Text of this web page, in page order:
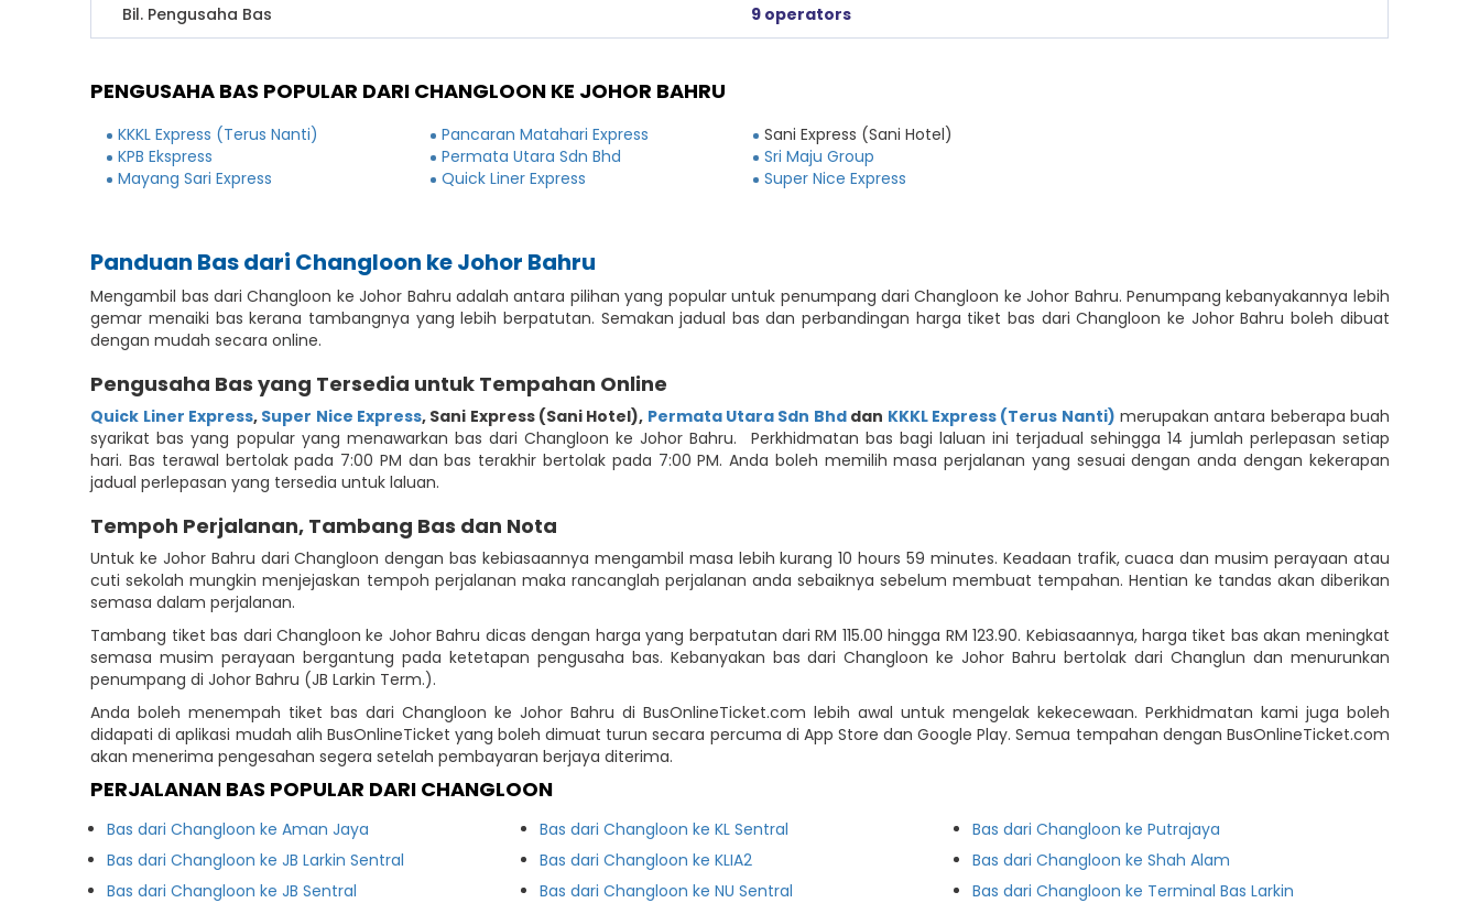
Bil. Pengusaha Bas 9 operators
PENGUSAHA BAS POPULAR DARI CHANGLOON KE JOHOR BAHRU
KKKL Express (Terus Nanti)
KPB Ekspress
Mayang Sari Express
Pancaran Matahari Express
Permata Utara Sdn Bhd
Quick Liner Express
Sani Express (Sani Hotel)
Sri Maju Group
Super Nice Express
Panduan Bas dari Changloon ke Johor Bahru
Mengambil bas dari Changloon ke Johor Bahru adalah antara pilihan yang popular untuk penumpang dari Changloon ke Johor Bahru. Penumpang kebanyakannya lebih
gemar menaiki bas kerana tambangnya yang lebih berpatutan. Semakan jadual bas dan perbandingan harga tiket bas dari Changloon ke Johor Bahru boleh dibuat
dengan mudah secara online.
Pengusaha Bas yang Tersedia untuk Tempahan Online
Quick Liner Express, Super Nice Express, Sani Express (Sani Hotel), Permata Utara Sdn Bhd dan KKKL Express (Terus Nanti) merupakan antara beberapa buah
syarikat bas yang popular yang menawarkan bas dari Changloon ke Johor Bahru. Perkhidmatan bas bagi laluan ini terjadual sehingga 14 jumlah perlepasan setiap
hari. Bas terawal bertolak pada 7:00 PM dan bas terakhir bertolak pada 7:00 PM. Anda boleh memilih masa perjalanan yang sesuai dengan anda dengan kekerapan
jadual perlepasan yang tersedia untuk laluan.
Tempoh Perjalanan, Tambang Bas dan Nota
Untuk ke Johor Bahru dari Changloon dengan bas kebiasaannya mengambil masa lebih kurang 10 hours 59 minutes. Keadaan trafik, cuaca dan musim perayaan atau
cuti sekolah mungkin menjejaskan tempoh perjalanan maka rancanglah perjalanan anda sebaiknya sebelum membuat tempahan. Hentian ke tandas akan diberikan
semasa dalam perjalanan.
Tambang tiket bas dari Changloon ke Johor Bahru dicas dengan harga yang berpatutan dari RM 115.00 hingga RM 123.90. Kebiasaannya, harga tiket bas akan meningkat
semasa musim perayaan bergantung pada ketetapan pengusaha bas. Kebanyakan bas dari Changloon ke Johor Bahru bertolak dari Changlun dan menurunkan
penumpang di Johor Bahru (JB Larkin Term.).
Anda boleh menempah tiket bas dari Changloon ke Johor Bahru di BusOnlineTicket.com lebih awal untuk mengelak kekecewaan. Perkhidmatan kami juga boleh
didapati di aplikasi mudah alih BusOnlineTicket yang boleh dimuat turun secara percuma di App Store dan Google Play. Semua tempahan dengan BusOnlineTicket.com
akan menerima pengesahan segera setelah pembayaran berjaya diterima.
PERJALANAN BAS POPULAR DARI CHANGLOON
Bas dari Changloon ke Aman Jaya
Bas dari Changloon ke JB Larkin Sentral
Bas dari Changloon ke JB Sentral
Bas dari Changloon ke KL Sentral
Bas dari Changloon ke KLIA2
Bas dari Changloon ke NU Sentral
Bas dari Changloon ke Putrajaya
Bas dari Changloon ke Shah Alam
Bas dari Changloon ke Terminal Bas Larkin